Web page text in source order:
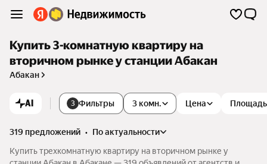
Купить 3-комнатную квартиру на
вторичном рынке у станции Абакан
Абакан
AI 3 Фильтры 3 комн. Цена Площадь
319 предложений •
по актуальности
Купить трехкомнатную квартиру на вторичном рынке у